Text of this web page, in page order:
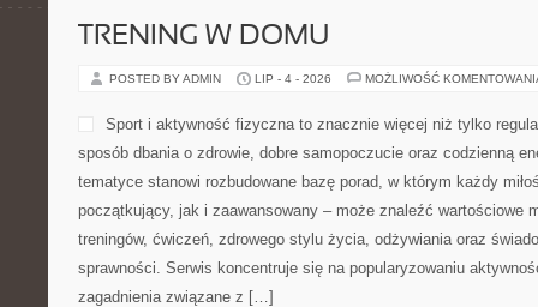
TRENING W DOMU
POSTED BY ADMIN LIP - 4 - 2026 MOŻLIWOŚĆ
Sport i aktywność fizyczna to znacznie więcej niż tylko
sposób dbania o zdrowie, dobre samopoczucie oraz codzienną
tematyce stanowi rozbudowane bazę porad, w którym każdy
początkujący, jak i zaawansowany – może znaleźć wartościowe
treningów, ćwiczeń, zdrowego stylu życia, odżywiania oraz
sprawności. Serwis koncentruje się na popularyzowaniu
zagadnienia związane z […]